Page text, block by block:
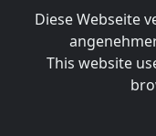
Diese Webseite
This website